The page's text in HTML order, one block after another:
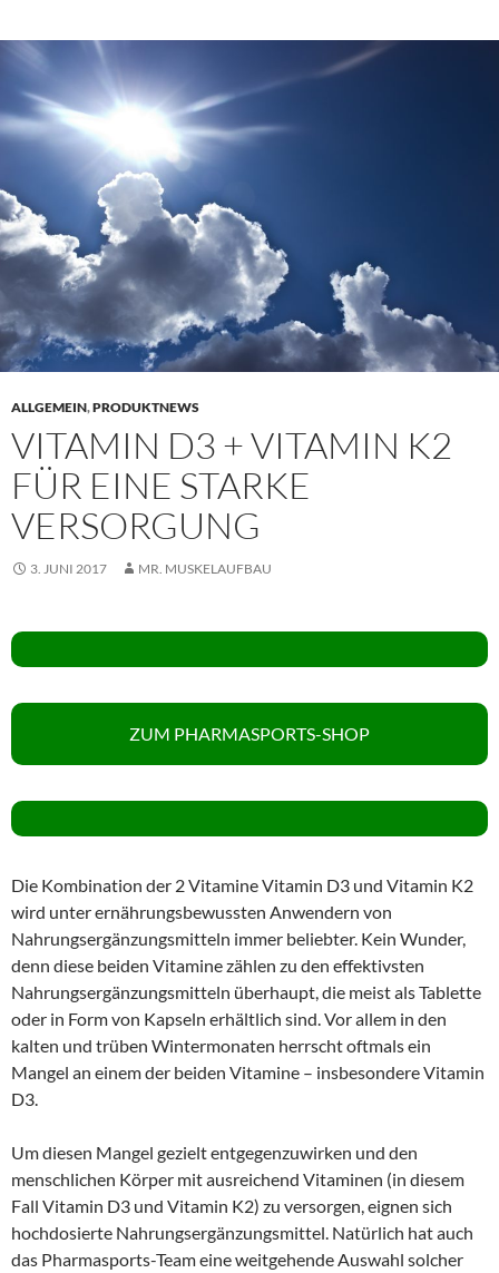
ALLGEMEIN,PRODUKTNEWS
VITAMIN D3 + VITAMIN K2
FÜR EINE STARKE
VERSORGUNG
3. JUNI 2017 MR. MUSKELAUFBAU
ZUM PHARMASPORTS-SHOP
Die Kombination der 2 Vitamine Vitamin D3 und Vitamin K2
wird unter ernährungsbewussten Anwendern von
Nahrungsergänzungsmitteln immer beliebter. Kein Wunder,
denn diese beiden Vitamine zählen zu den effektivsten
Nahrungsergänzungsmitteln überhaupt, die meist als Tablette
oder in Form von Kapseln erhältlich sind. Vor allem in den
kalten und trüben Wintermonaten herrscht oftmals ein
Mangel an einem der beiden Vitamine – insbesondere Vitamin
D3.
Um diesen Mangel gezielt entgegenzuwirken und den
menschlichen Körper mit ausreichend Vitaminen (in diesem
Fall Vitamin D3 und Vitamin K2) zu versorgen, eignen sich
hochdosierte Nahrungsergänzungsmittel. Natürlich hat auch
das Pharmasports-Team eine weitgehende Auswahl solcher